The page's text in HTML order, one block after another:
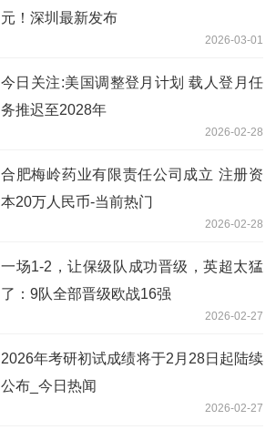
元！深圳最新发布
2026-03-01
今日关注:美国调整登月计划 载人登月任
务推迟至2028年
2026-02-28
合肥梅岭药业有限责任公司成立 注册资
本20万人民币-当前热门
2026-02-28
一场1-2，让保级队成功晋级，英超太猛
了：9队全部晋级欧战16强
2026-02-27
2026年考研初试成绩将于2月28日起陆续
公布_今日热闻
2026-02-27